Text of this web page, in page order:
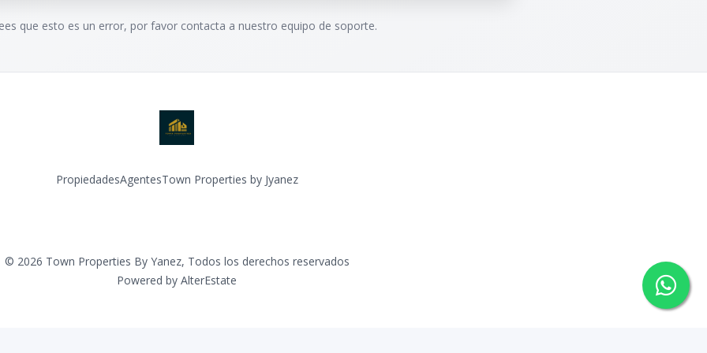
que esto es un error, por favor contacta a nuestro equipo de soporte.
PropiedadesAgentesTown Properties by Jyanez
© 2026 Town Properties By Yanez, Todos los derechos reservados
Powered by AlterEstate